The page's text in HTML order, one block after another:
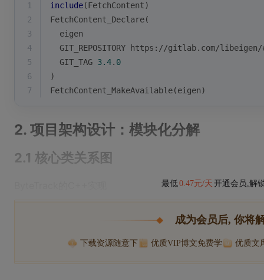
1 include(FetchContent)
2
FetchContent_Declare(
3
  eigen
4
GIT_REPOSITORY https://gitlab.com/
5
  GIT_TAG
3.4. 0
6
)
7
FetchContent_MakeAvailable(eigen)
2. 项目架构设计：模块化分解
2.1 核心类关系图
最低0.47元/天 开通会员,解
成为会员后, 你将
下载资源随意下 优质VIP博文免费学 优质文